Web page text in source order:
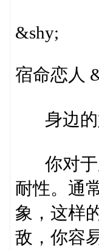
&shy;
宿命恋人
身边的
你对于
耐性。通
象，这样
敌，你容